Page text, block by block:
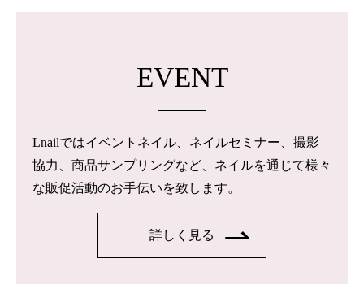
EVENT
Lnailではイベントネイル、ネイルセミナー、撮影
協力、商品サンプリングなど、ネイルを通じて様々
な販促活動のお手伝いを致します。
詳しく見る